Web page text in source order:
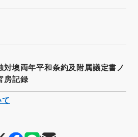
対墺両年平和条約及附属議定書ノ
房記録